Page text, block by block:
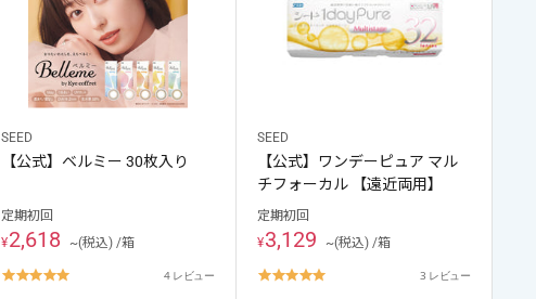
SEED
【公式】ベルミー 30枚入り
定期初回
¥2,618 ~(税込) /箱
4.8
4 レビュー
SEED
【公式】ワンデーピュア マル
チフォーカル 【遠近両用】
定期初回
¥3,129 ~(税込) /箱
5.0
3 レビュー